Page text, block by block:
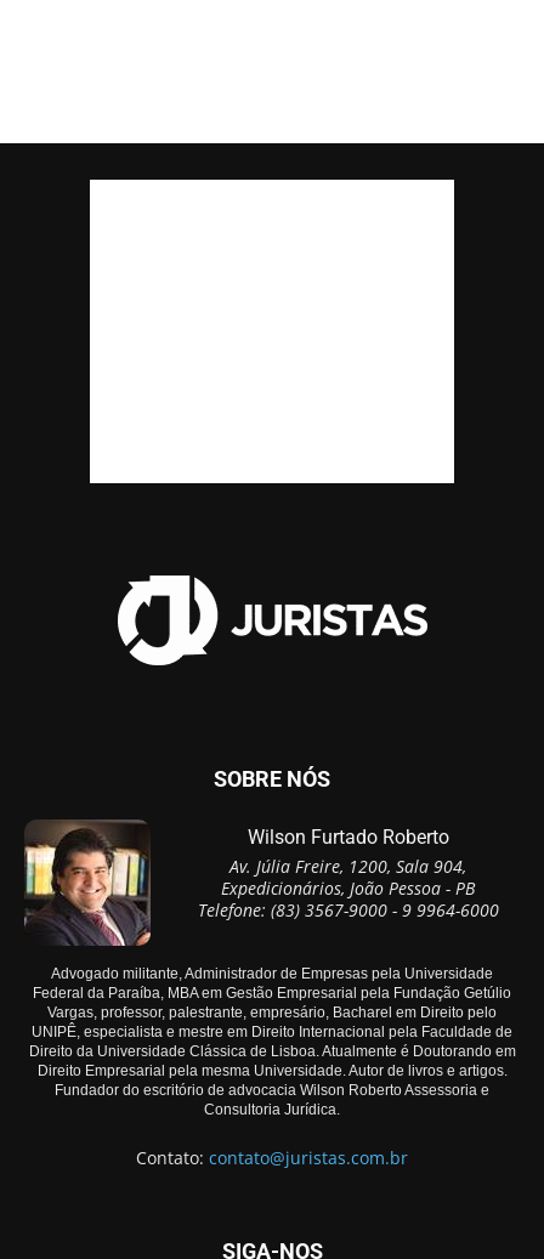
SOBRE NÓS
Wilson Furtado Roberto
Av. Júlia Freire, 1200, Sala 904,
Expedicionários, João Pessoa - PB
Telefone: (83) 3567-9000 - 9 9964-6000
Advogado militante, Administrador de Empresas pela Universidade
Federal da Paraíba, MBA em Gestão Empresarial pela Fundação Getúlio
Vargas, professor, palestrante, empresário, Bacharel em Direito pelo
UNIPÊ, especialista e mestre em Direito Internacional pela Faculdade de
Direito da Universidade Clássica de Lisboa. Atualmente é Doutorando em
Direito Empresarial pela mesma Universidade. Autor de livros e artigos.
Fundador do escritório de advocacia Wilson Roberto Assessoria e
Consultoria Jurídica.
Contato: contato@juristas.com.br
SIGA-NOS